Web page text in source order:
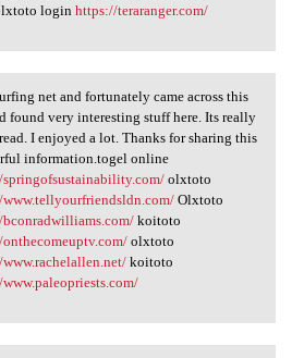
login https://teraranger.com/
net and
net and fortunately came across this
found very interesting stuff here. Its really
I enjoyed a lot. Thanks for sharing this
information.togel online
olxtoto
Olxtoto
koitoto
olxtoto
koitoto